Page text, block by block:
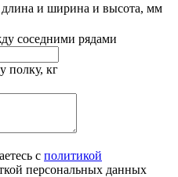
и ширина и высота, мм
соседними рядами
полку, кг
с политикой
персональных данных